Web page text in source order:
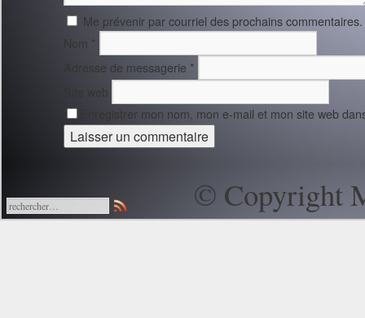
Me prévenir par courriel des prochains commentaires.
Nom *
Adresse de messagerie *
Site web
Enregistrer mon nom, mon e-mail et mon site web
© Copyright